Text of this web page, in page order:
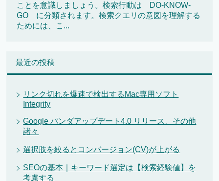
ことを意識しましょう。検索行動は DO-KNOW-
GO に分類されます。検索クエリの意図を理解する
ためには、こ...
最近の投稿
リンク切れを爆速で検出するMac専用ソフト
Integrity
Google パンダアップデート4.0 リリース、その他
諸々
選択肢を絞るとコンバージョン(CV)が上がる
SEOの基本｜キーワード選定は【検索経験値】を
考慮する